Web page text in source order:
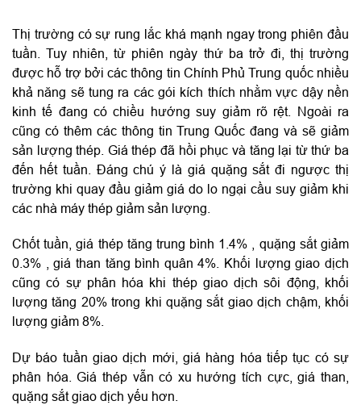
Thị trường có sự rung lắc khá mạnh ngay trong phiên đầu
tuần. Tuy nhiên, từ phiên ngày thứ ba trở đi, thị trường
được hỗ trợ bởi các thông tin Chính Phủ Trung quốc nhiều
khả năng sẽ tung ra các gói kích thích nhằm vực dậy nền
kinh tế đang có chiều hướng suy giảm rõ rệt. Ngoài ra
cũng có thêm các thông tin Trung Quốc đang và sẽ giảm
sản lượng thép. Giá thép đã hồi phục và tăng lại từ thứ ba
đến hết tuần. Đáng chú ý là giá quặng sắt đi ngược thị
trường khi quay đầu giảm giá do lo ngại cầu suy giảm khi
các nhà máy thép giảm sản lượng.
Chốt tuần, giá thép tăng trung bình 1.4% , quặng sắt giảm
0.3% , giá than tăng bình quân 4%. Khối lượng giao dịch
cũng có sự phân hóa khi thép giao dịch sôi động, khối
lượng tăng 20% trong khi quặng sắt giao dịch chậm, khối
lượng giảm 8%.
Dự báo tuần giao dịch mới, giá hàng hóa tiếp tục có sự
phân hóa. Giá thép vẫn có xu hướng tích cực, giá than,
quặng sắt giao dịch yếu hơn.